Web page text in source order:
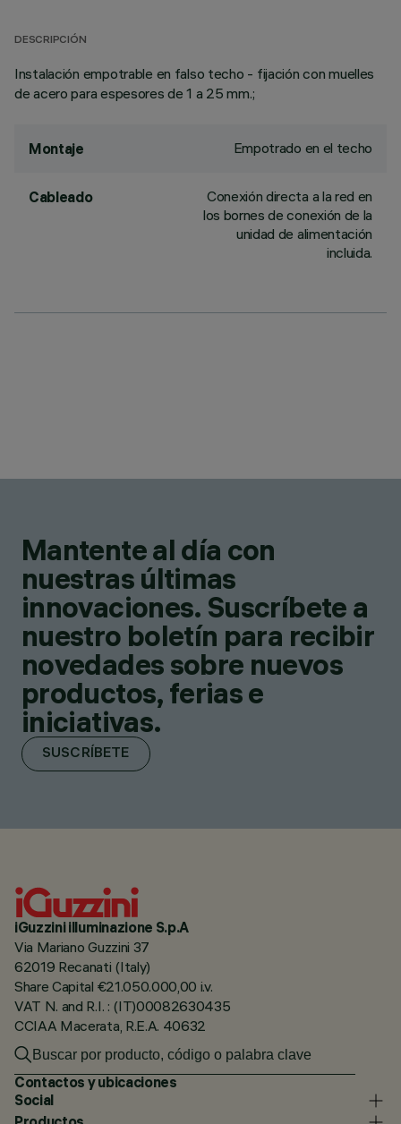
DESCRIPCIÓN
Instalación empotrable en falso techo - fijación con muelles
de acero para espesores de 1 a 25 mm.;
Montaje Empotrado en el techo
Cableado
Conexión directa a la red en
los bornes de conexión de la
unidad de alimentación
incluida.
Mantente al día con
nuestras últimas
innovaciones. Suscríbete a
nuestro boletín para recibir
novedades sobre nuevos
productos, ferias e
iniciativas.
SUSCRÍBETE
iGuzzini illuminazione S.p.A
Via Mariano Guzzini 37
62019 Recanati (Italy)
Share Capital €21.050.000,00 i.v.
VAT N. and R.I. : (IT)00082630435
CCIAA Macerata, R.E.A. 40632
Contactos y ubicaciones
Social